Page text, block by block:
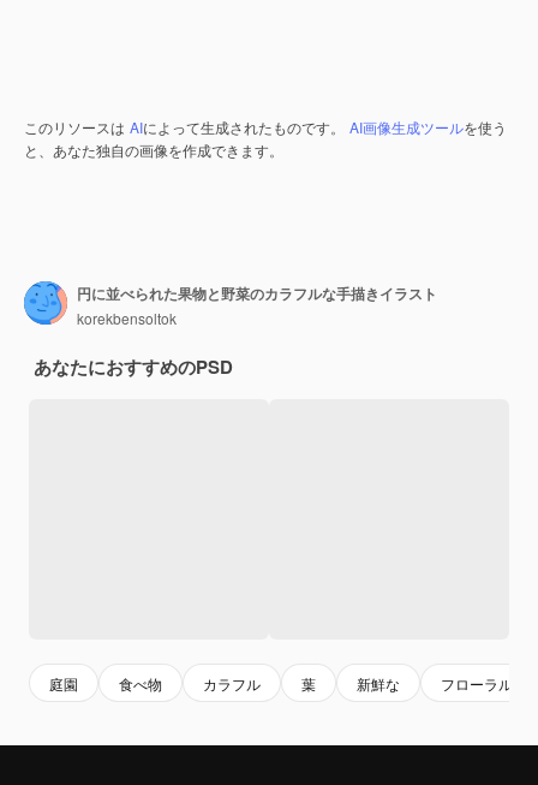
このリソースは AIによって生成されたものです。 AI画像生成ツールを使う
と、あなた独自の画像を作成できます。
円に並べられた果物と野菜のカラフルな手描きイラスト
korekbensoltok
あなたにおすすめのPSD
庭園 食べ物 カラフル 葉 新鮮な フローラル